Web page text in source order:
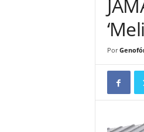
Por